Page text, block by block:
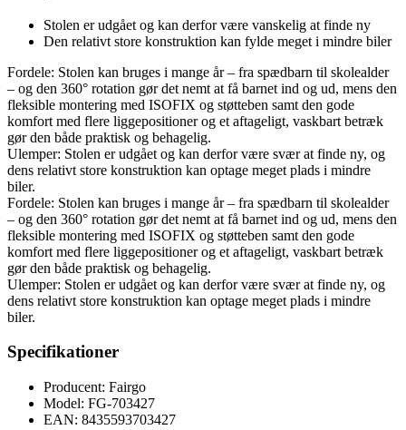
Stolen er udgået og kan derfor være vanskelig at finde ny
Den relativt store konstruktion kan fylde meget i mindre biler
Fordele: Stolen kan bruges i mange år – fra spædbarn til skolealder
– og den 360° rotation gør det nemt at få barnet ind og ud, mens den
fleksible montering med ISOFIX og støtteben samt den gode
komfort med flere liggepositioner og et aftageligt, vaskbart betræk
gør den både praktisk og behagelig.
Ulemper: Stolen er udgået og kan derfor være svær at finde ny, og
dens relativt store konstruktion kan optage meget plads i mindre
biler.
Fordele: Stolen kan bruges i mange år – fra spædbarn til skolealder
– og den 360° rotation gør det nemt at få barnet ind og ud, mens den
fleksible montering med ISOFIX og støtteben samt den gode
komfort med flere liggepositioner og et aftageligt, vaskbart betræk
gør den både praktisk og behagelig.
Ulemper: Stolen er udgået og kan derfor være svær at finde ny, og
dens relativt store konstruktion kan optage meget plads i mindre
biler.
Specifikationer
Producent: Fairgo
Model: FG-703427
EAN: 8435593703427